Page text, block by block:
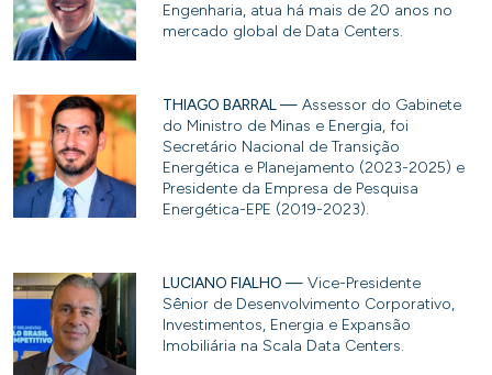
Engenharia, atua há mais de 20 anos no
mercado global de Data Centers.
THIAGO BARRAL — Assessor do Gabinete
do Ministro de Minas e Energia, foi
Secretário Nacional de Transição
Energética e Planejamento (2023-2025) e
Presidente da Empresa de Pesquisa
Energética-EPE (2019-2023).
LUCIANO FIALHO — Vice-Presidente
Sênior de Desenvolvimento Corporativo,
Investimentos, Energia e Expansão
Imobiliária na Scala Data Centers.